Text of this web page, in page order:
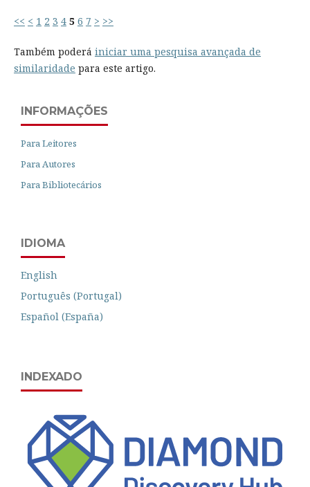
<< < 1 2 3 4 5 6 7 > >>
Também poderá iniciar uma pesquisa avançada de
similaridade para este artigo.
INFORMAÇÕES
Para Leitores
Para Autores
Para Bibliotecários
IDIOMA
English
Português (Portugal)
Español (España)
INDEXADO